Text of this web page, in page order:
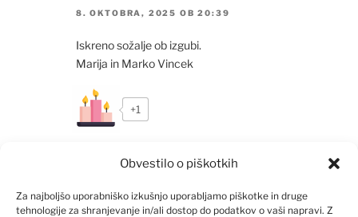
Obvestilo o piškotkih
Za najboljšo uporabniško izkušnjo uporabljamo piškotke in druge
tehnologije za shranjevanje in/ali dostop do podatkov o vaši napravi. Z
8. OKTOBRA, 2025 OB 20:39
Iskreno sožalje ob izgubi.
Marija in Marko Vincek
+1
Rafko & Darina Poiškruh